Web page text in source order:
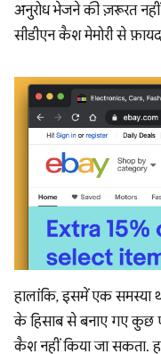
अनुरोध भेजने की ज़रूरत नहीं
सीडीएन कैश मेमोरी से
हालांकि, इसमें एक समस्या
के हिसाब से बनाए गए कुछ
कैश नहीं किया जा सकता.